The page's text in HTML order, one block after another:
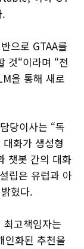
.
으로 GTAA를
것“이라며 “전
을 통해 새로
당이사는 “독
화가 생성형
챗봇 간의 대화
립은 유럽과 아
혔다.
고책임자는
인화된 추천을